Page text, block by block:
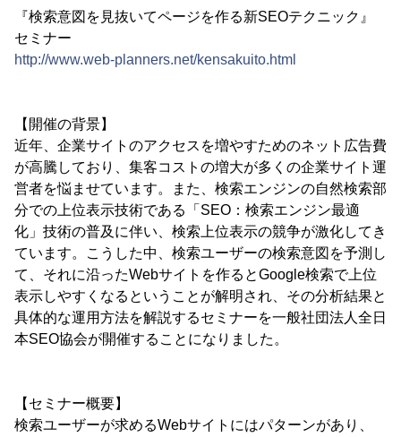
『検索意図を見抜いてページを作る新SEOテクニック』
セミナー
http://www.web-planners.net/kensakuito.html
【開催の背景】
近年、企業サイトのアクセスを増やすためのネット広告費
が高騰しており、集客コストの増大が多くの企業サイト運
営者を悩ませています。また、検索エンジンの自然検索部
分での上位表示技術である「SEO：検索エンジン最適
化」技術の普及に伴い、検索上位表示の競争が激化してき
ています。こうした中、検索ユーザーの検索意図を予測し
て、それに沿ったWebサイトを作るとGoogle検索で上位
表示しやすくなるということが解明され、その分析結果と
具体的な運用方法を解説するセミナーを一般社団法人全日
本SEO協会が開催することになりました。
【セミナー概要】
検索ユーザーが求めるWebサイトにはパターンがあり、